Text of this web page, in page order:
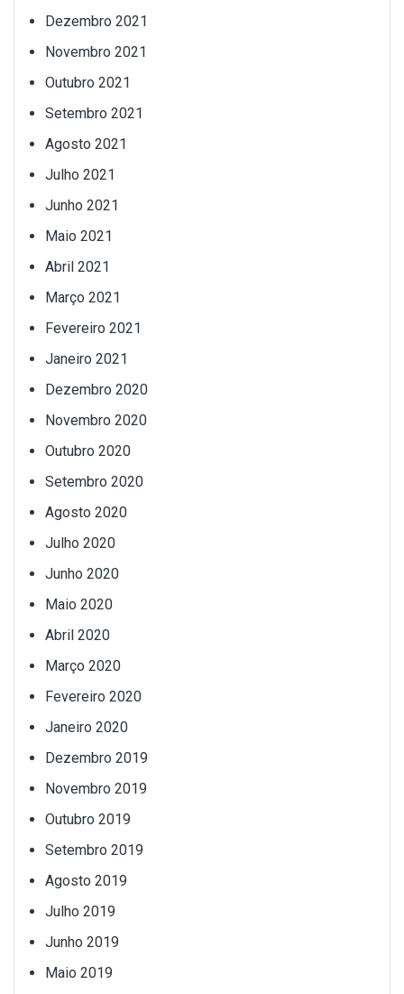
Dezembro 2021
Novembro 2021
Outubro 2021
Setembro 2021
Agosto 2021
Julho 2021
Junho 2021
Maio 2021
Abril 2021
Março 2021
Fevereiro 2021
Janeiro 2021
Dezembro 2020
Novembro 2020
Outubro 2020
Setembro 2020
Agosto 2020
Julho 2020
Junho 2020
Maio 2020
Abril 2020
Março 2020
Fevereiro 2020
Janeiro 2020
Dezembro 2019
Novembro 2019
Outubro 2019
Setembro 2019
Agosto 2019
Julho 2019
Junho 2019
Maio 2019